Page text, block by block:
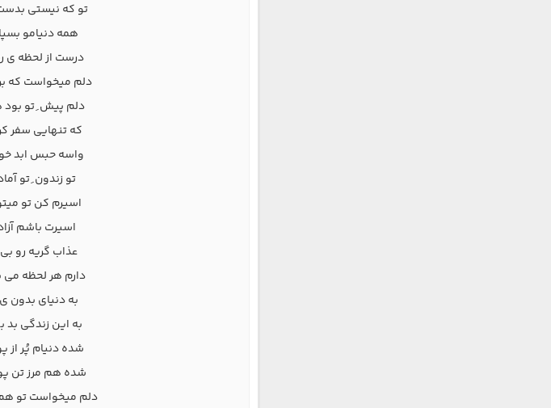
تو که نیستی
همه دنیامو
درست از لحظه ی
دلم میخواست که
دلم پیش ِ تو بود
که تنهایی سفر
واسه حبس ابد
تو زندون ِ تو
اسیرم کن تو
اسیرت باشم
عذاب گریه رو
دارم هر لحظه می
به دنیای بدون
به این زندگی بد
شده دنیام پُر از
شده هم مرز تن
دلم میخواست تو